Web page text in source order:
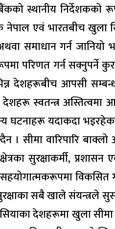
स्थानीय निर्देशकको
एवं भारतबीच खुला
अथवा समाधान गर्न
परिणत गर्न सक्नुपर्ने
देशहरूबीच आपसी
स्वतन्त्र
घटनाहरू यदाकदा
। सीमा वारिपारि
सुरक्षाकर्मी,
सबै खाले संयन्त्रले
देशहरूमा खुला